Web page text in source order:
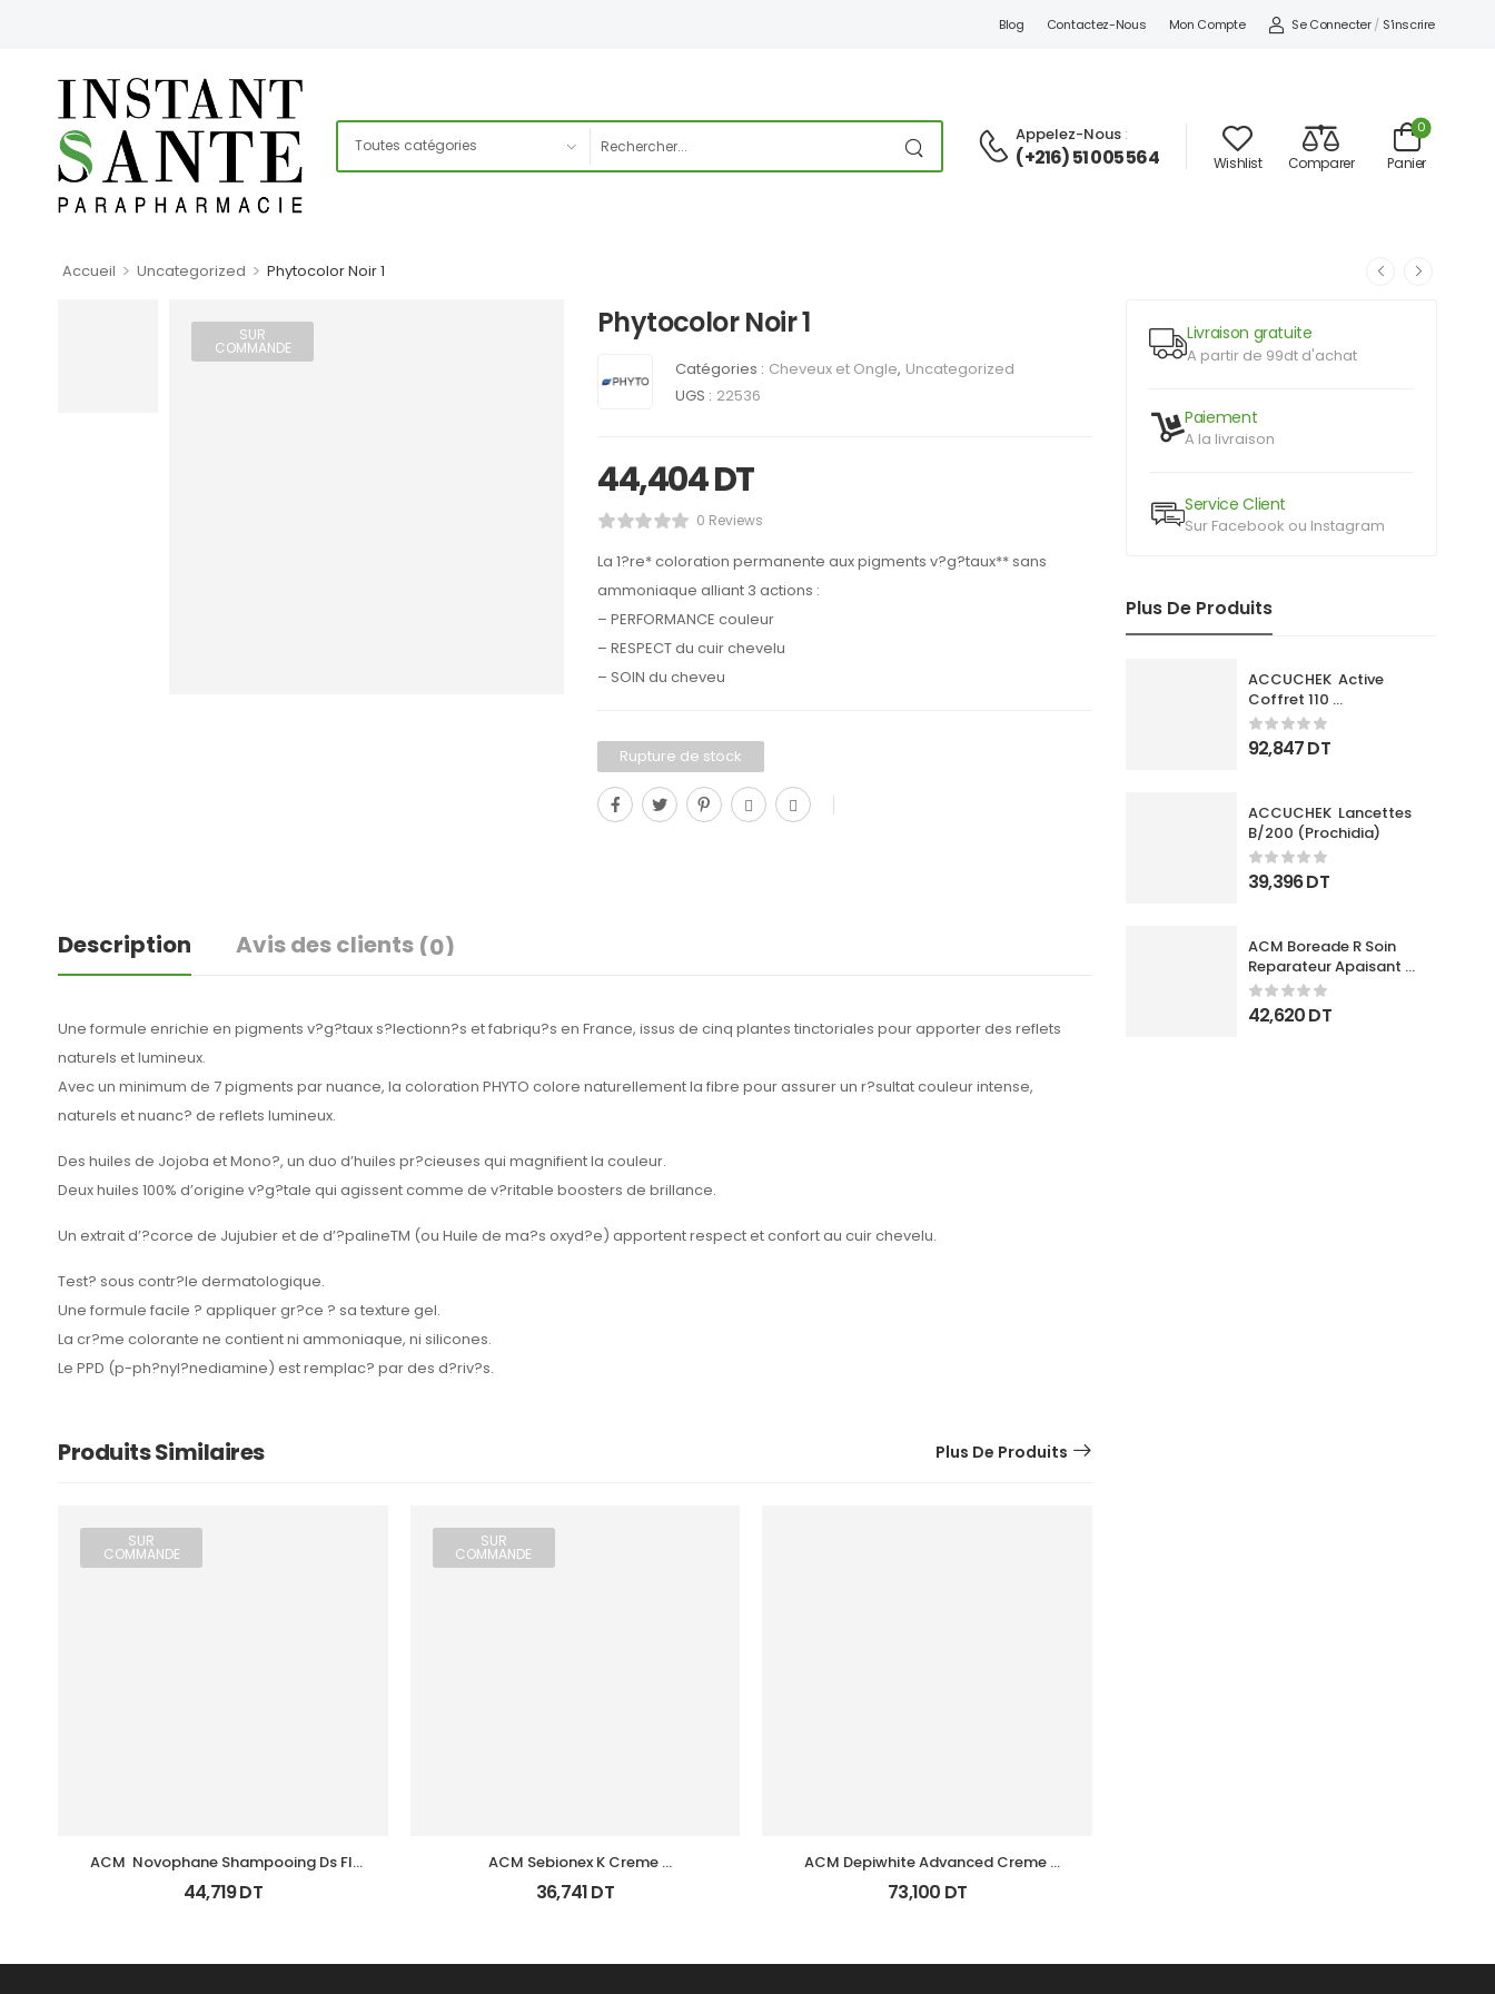
Blog Contactez-Nous Mon Compte Se Connecter / S'inscrire
Appelez-Nous :
(+216) 51 005 564 Wishlist Comparer Panier
0
Accueil > Uncategorized > Phytocolor Noir 1
Livraison gratuite
A partir de 99dt d'achat
Paiement
A la livraison
Service Client
Sur Facebook ou Instagram
Plus De Produits
ACCUCHEK  Active
Coffret 110
Bandlettes+Appareil
92,847DT
ACCUCHEK  Lancettes
B/200 (Prochidia)
39,396DT
ACM Boreade R Soin
Reparateur Apaisant
40Ml
42,620DT
SUR
COMMANDE
Phytocolor Noir 1
Catégories : Cheveux et Ongle, Uncategorized
UGS : 22536
44,404DT
0 Reviews
La 1?re* coloration permanente aux pigments v?g?taux** sans
ammoniaque alliant 3 actions :
– PERFORMANCE couleur
– RESPECT du cuir chevelu
– SOIN du cheveu
Rupture de stock
Description Avis des clients (0)
Une formule enrichie en pigments v?g?taux s?lectionn?s et fabriqu?s en France, issus de cinq plantes tinctoriales pour apporter des reflets
naturels et lumineux.
Avec un minimum de 7 pigments par nuance, la coloration PHYTO colore naturellement la fibre pour assurer un r?sultat couleur intense,
naturels et nuanc? de reflets lumineux.
Des huiles de Jojoba et Mono?, un duo d’huiles pr?cieuses qui magnifient la couleur.
Deux huiles 100% d’origine v?g?tale qui agissent comme de v?ritable boosters de brillance.
Un extrait d’?corce de Jujubier et de d’?palineTM (ou Huile de ma?s oxyd?e) apportent respect et confort au cuir chevelu.
Test? sous contr?le dermatologique.
Une formule facile ? appliquer gr?ce ? sa texture gel.
La cr?me colorante ne contient ni ammoniaque, ni silicones.
Le PPD (p-ph?nyl?nediamine) est remplac? par des d?riv?s.
Produits Similaires Plus De Produits
SUR
COMMANDE
ACM  Novophane Shampooing Ds Fl
125Ml
44,719DT
SUR
COMMANDE
ACM Sebionex K Creme
Keratoregulatrice Vis 40Ml
36,741DT
ACM Depiwhite Advanced Creme
Depigmentant Tb 40Ml
73,100 DT